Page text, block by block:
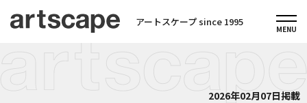
アートスケープ since 1995
2026年02月07日掲載